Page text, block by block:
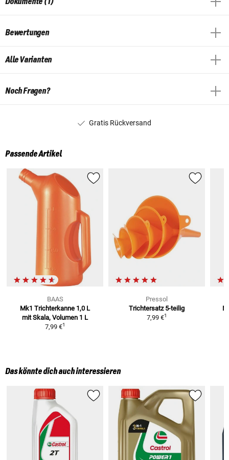
Bewertungen
Alle Varianten
Noch Fragen?
Gratis Rückversand
Passende Artikel
BAAS
Mk1 Trichterkanne 1,0 L
mit Skala, Volumen 1 L
7,99 €1
Pressol
Trichtersatz 5-teilig
7,99 €1
Das könnte dich auch interessieren